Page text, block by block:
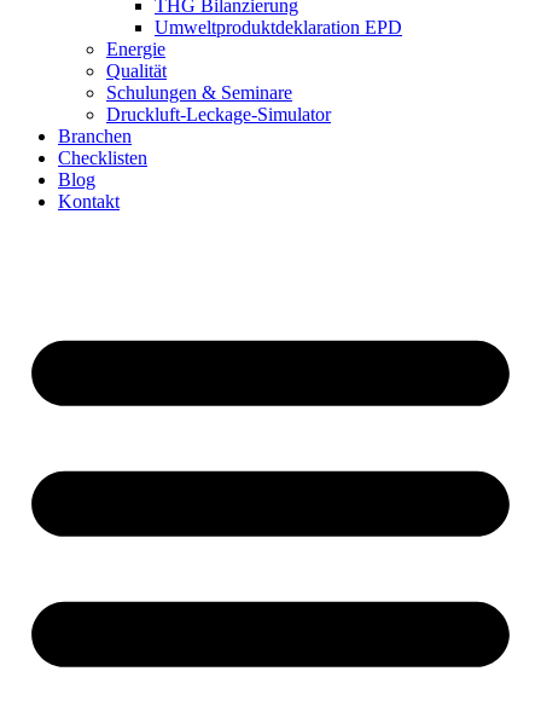
THG Bilanzierung
Umweltproduktdeklaration EPD
Energie
Qualität
Schulungen & Seminare
Druckluft-Leckage-Simulator
Branchen
Checklisten
Blog
Kontakt